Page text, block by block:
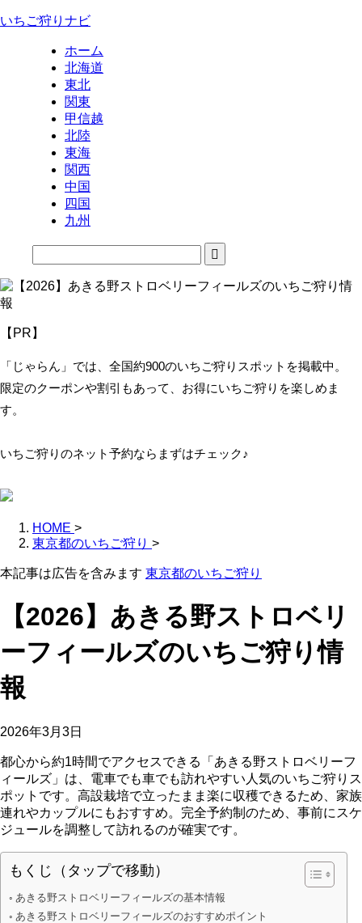
いちご狩りナビ
ホーム
北海道
東北
関東
甲信越
北陸
東海
関西
中国
四国
九州
【PR】
「じゃらん」では、全国約900のいちご狩りスポットを掲載中。
限定のクーポンや割引もあって、お得にいちご狩りを楽しめま
す。
いちご狩りのネット予約ならまずはチェック♪
HOME >
東京都のいちご狩り >
本記事は広告を含みます 東京都のいちご狩り
【2026】あきる野ストロベリ
ーフィールズのいちご狩り情
報
2026年3月3日
都心から約1時間でアクセスできる「あきる野ストロベリーフ
ィールズ」は、電車でも車でも訪れやすい人気のいちご狩りス
ポットです。高設栽培で立ったまま楽に収穫できるため、家族
連れやカップルにもおすすめ。完全予約制のため、事前にスケ
ジュールを調整して訪れるのが確実です。
もくじ（タップで移動）
あきる野ストロベリーフィールズの基本情報
あきる野ストロベリーフィールズのおすすめポイント